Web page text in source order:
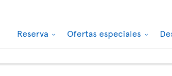
Reserva Ofertas especiales